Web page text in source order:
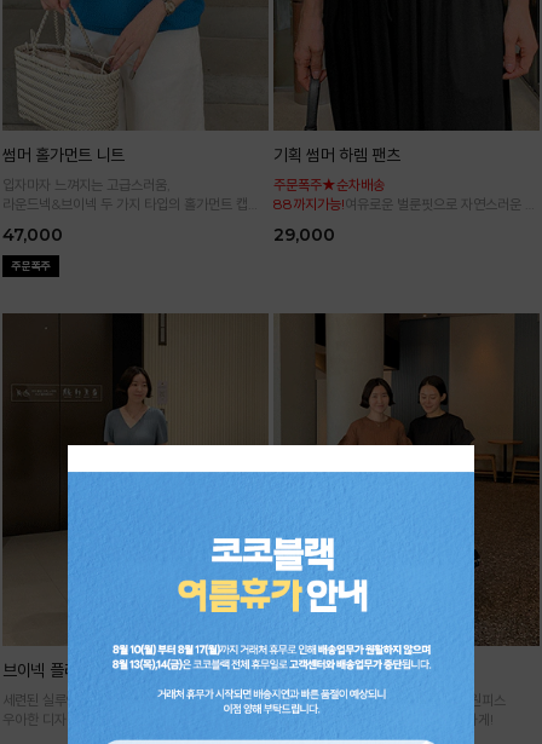
썸머 홀가먼트 니트
입자마자 느껴지는 고급스러움,
라운드넥&브이넥 두 가지 타입의 홀가먼트 캡니
47,000
기획 썸머 하렘 팬츠
주문폭주★순차배송
88까지가능!여유로운 벌룬핏으로 자연스러운 체
29,000
브이넥 플리츠 원피스
세련된 실루엣이 돋보이는 플리츠 원피스
우아한 디자인에 시원한 소재감으로 굿!
날개 플리츠 원피스
세련된 실루엣으로 멋스러운 플리츠 원피스
고급스러운 아웃핏으로 여름을 우아하게!